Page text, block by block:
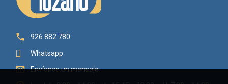

926 882 780
Whatsapp
 Envíanos un mensaje